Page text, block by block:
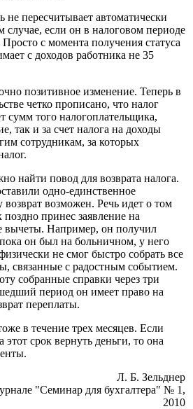
не пересчитывает автоматически
случае, если он в налоговом периоде
с момента получения статуса
с доходов работника не 35
позитивное изменение. Теперь в
четко прописано, что налог
сумм того налогоплательщика,
так и за счет налога на доходы
сотрудникам, за которых
найти повод для возврата налога.
одно-единственное
возможен. Речь идет о том
поздно принес заявление на
вычеты. Например, он получил
он был на больничном, у него
не смог быстро собрать все
связанные с радостным событием.
собранные справки через три
период он имеет право на
переплаты.
в течение трех месяцев. Если
этот срок вернуть деньги, то она
Л. Б. Зельднер
"Семинар для бухгалтера" № 1,
2010